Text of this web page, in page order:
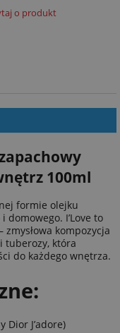
o produkt
100ml
formie olejku
I’Love to
kompozycja
tuberozy, która
do każdego wnętrza.
Dior J’adore)